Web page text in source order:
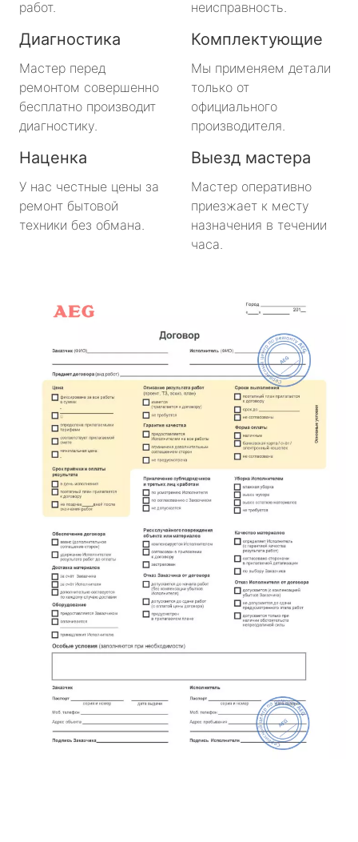
работ.
неисправность.
Диагностика
Мастер перед
ремонтом совершенно
бесплатно производит
диагностику.
Комплектующие
Мы применяем детали
только от
официального
производителя.
Наценка
У нас честные цены за
ремонт бытовой
техники без обмана.
Выезд мастера
Мастер оперативно
приезжает к месту
назначения в течении
часа.